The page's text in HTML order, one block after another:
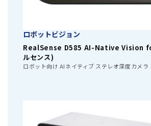
ロボットビジョン
RealSense D585 AI-Native Vision
ルセンス)
ロボット向け AIネイティブ ステレオ深度カメラ